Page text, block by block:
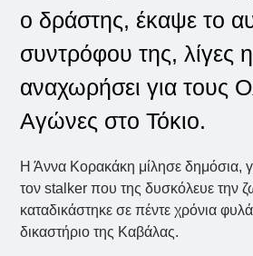
ο δράστης, έκαψε το
συντρόφου της, λίγες
αναχωρήσει για τους
Αγώνες στο Τόκιο.
Η Άννα Κορακάκη μίλησε δημόσια,
τον stalker που της δυσκόλευε την
καταδικάστηκε σε πέντε χρόνια
δικαστήριο της Καβάλας.